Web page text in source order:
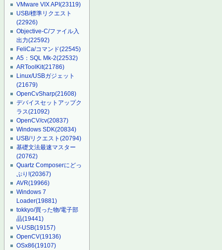
VMware VIX API(23119)
USB/標準リクエスト
(22926)
Objective-C/ファイル入
出力(22592)
FeliCa/コマンド(22545)
A5：SQL Mk-2(22532)
ARToolKit(21786)
Linux/USBガジェット
(21679)
OpenCvSharp(21608)
デバイスセットアップク
ラス(21092)
OpenCV/cv(20837)
Windows SDK(20834)
USB/リクエスト(20794)
基礎文法最速マスター
(20762)
Quartz Composerにどっ
ぷり!(20367)
AVR(19966)
Windows 7
Loader(19881)
tokkyo/買った物/電子部
品(19441)
V-USB(19157)
OpenCV(19136)
OSx86(19107)